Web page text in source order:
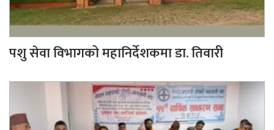
पशु सेवा विभागको महानिर्देशकमा डा. तिवारी